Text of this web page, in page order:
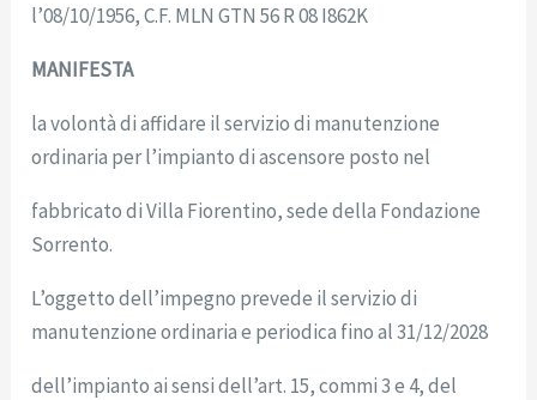
l’08/10/1956, C.F. MLN GTN 56 R 08 I862K
MANIFESTA
la volontà di affidare il servizio di manutenzione
ordinaria per l’impianto di ascensore posto nel
fabbricato di Villa Fiorentino, sede della Fondazione
Sorrento.
L’oggetto dell’impegno prevede il servizio di
manutenzione ordinaria e periodica fino al 31/12/2028
dell’impianto ai sensi dell’art. 15, commi 3 e 4, del